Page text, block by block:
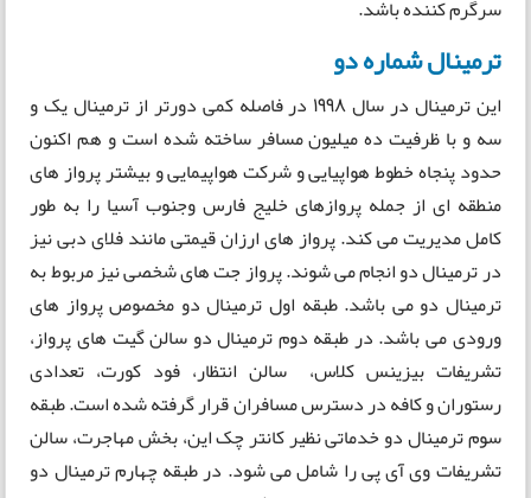
سرگرم کننده باشد.
ترمینال شماره دو
این ترمینال در سال 1998 در فاصله کمی دورتر از ترمینال یک و
سه و با ظرفیت ده میلیون مسافر ساخته شده است و هم اکنون
حدود پنجاه خطوط هواپیایی و شرکت هواپیمایی و بیشتر پرواز های
منطقه ای از جمله پروازهای خلیج فارس وجنوب آسیا را به طور
کامل مدیریت می کند. پرواز های ارزان قیمتی مانند فلای دبی نیز
در ترمینال دو انجام می شوند. پرواز جت های شخصی نیز مربوط به
ترمینال دو می باشد. طبقه اول ترمینال دو مخصوص پرواز های
ورودی می باشد. در طبقه دوم ترمینال دو سالن گیت های پرواز،
تشریفات بیزینس کلاس، سالن انتظار، فود کورت، تعدادی
رستوران و کافه در دسترس مسافران قرار گرفته شده است. طبقه
سوم ترمینال دو خدماتی نظیر کانتر چک این، بخش مهاجرت، سالن
تشریفات وی آی پی را شامل می شود. در طبقه چهارم ترمینال دو